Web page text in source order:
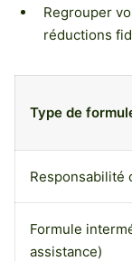
Regrouper
réductions
Type de
Responsabilité
Formule
assistance)